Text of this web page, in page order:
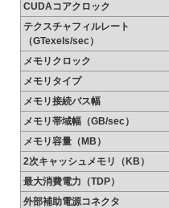
CUDAコアクロック
テクスチャフィルレート
（GTexels/sec）
メモリクロック
メモリタイプ
メモリ接続バス幅
メモリ帯域幅（GB/sec）
メモリ容量（MB）
2次キャッシュメモリ（KB）
最大消費電力（TDP）
外部補助電源コネクタ